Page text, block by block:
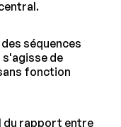
séquences
s'agisse de
fonction
du rapport entre